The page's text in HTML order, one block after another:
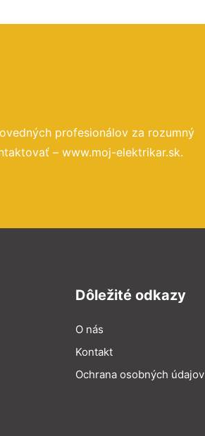
profesionálov za rozumný
– www.moj-elektrikar.sk.
Dôležité odkazy
O nás
Kontakt
Ochrana osobných údajov